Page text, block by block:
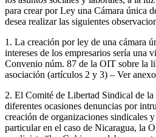
para crear por Ley una Cámara única
desea realizar las siguientes
1. La creación por ley de una cámara
intereses de los empresarios sería una
Convenio núm. 87 de la OIT sobre la
asociación (artículos 2 y 3) – Ver
2. El Comité de Libertad Sindical de
diferentes ocasiones denuncias por
creación de organizaciones sindicales
particular en el caso de Nicaragua, la